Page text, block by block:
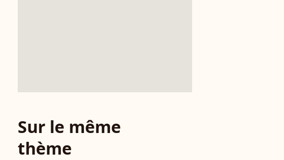
Sur le même
thème